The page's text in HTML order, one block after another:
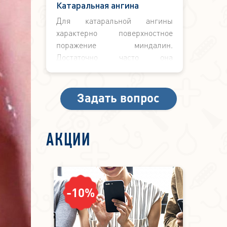
Катаральная ангина
Для катаральной ангины
характерно поверхностное
поражение миндалин.
Достаточно часто она
нёбные миндалины гораздо
глубже.
Задать вопрос
АКЦИИ
-10%